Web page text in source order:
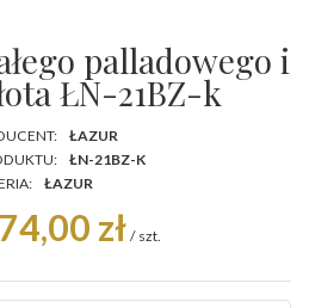
palladowego i
ŁN-21BZ-k
ŁAZUR
ŁN-21BZ-K
ŁAZUR
zł / szt.